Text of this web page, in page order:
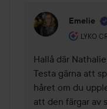
Emelie
LYKO
Hallå där
Testa gärna att
håret om du
att den färgar av